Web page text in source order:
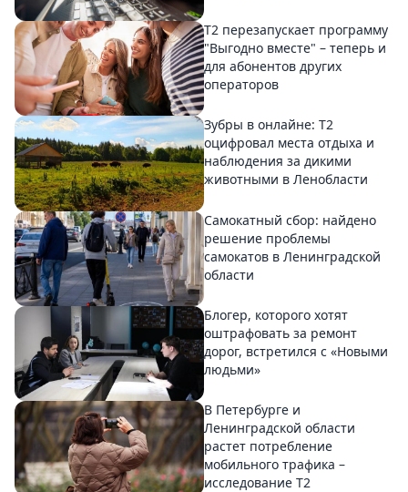
Т2 перезапускает программу
"Выгодно вместе" – теперь и
для абонентов других
операторов
Зубры в онлайне: Т2
оцифровал места отдыха и
наблюдения за дикими
животными в Ленобласти
Самокатный сбор: найдено
решение проблемы
самокатов в Ленинградской
области
Блогер, которого хотят
оштрафовать за ремонт
дорог, встретился с «Новыми
людьми»
В Петербурге и
Ленинградской области
растет потребление
мобильного трафика –
исследование T2